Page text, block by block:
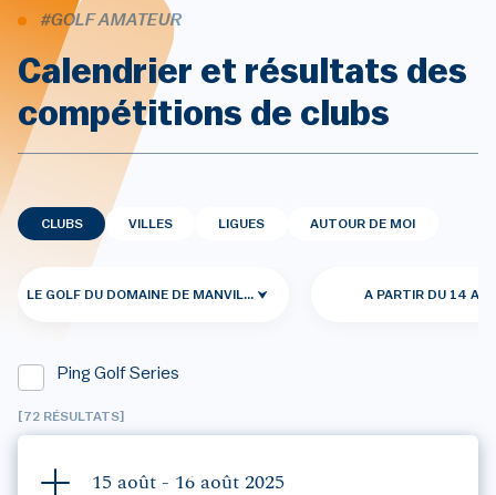
#GOLF AMATEUR
Calendrier et résultats des
compétitions de clubs
CLUBS VILLES LIGUES AUTOUR DE MOI
LE GOLF DU DOMAINE DE MANVILLE A PARTIR DU 14
Ping Golf Series
[72 RÉSULTATS]
15 août - 16 août 2025